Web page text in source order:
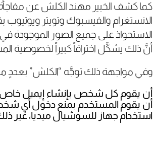
كما كشف الخبير مهند الكلش عن
الانستغرام والفيسبوك وتويتر ويوتيوب
الاستحواذ على جميع الصور الموجودة
أنَّ ذلك يشكِّل اختراقاً كبيراً لخصوصية
وفي مواجهة ذلك توجَّه “الكلش” بعددٍ
أن يقوم كل شخص بإنشاء إيميل خاص
أن يقوم المستخدم بمنع دخول أي
استخدام جهاز للسوشيال ميديا، غير